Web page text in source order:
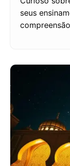
seus